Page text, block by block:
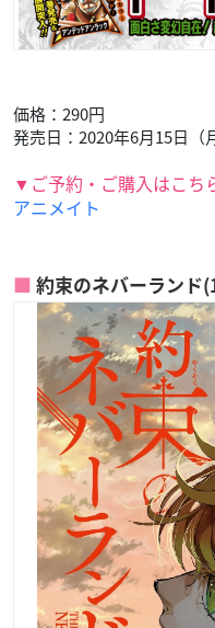
価格：290円
発売日：2020年6月15日（
▼ご予約・ご購入はこち
アニメイト
約束のネバーランド